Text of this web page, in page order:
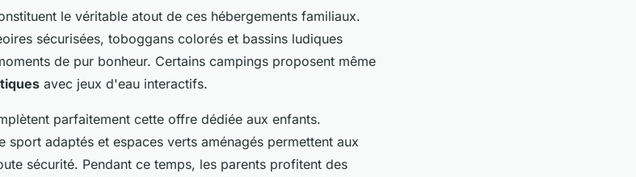
le véritable atout de ces hébergements familiaux.
sécurisées, toboggans colorés et bassins ludiques
de pur bonheur. Certains campings proposent même
avec jeux d'eau interactifs.
parfaitement cette offre dédiée aux enfants.
sport adaptés et espaces verts aménagés permettent aux
sécurité. Pendant ce temps, les parents profitent des